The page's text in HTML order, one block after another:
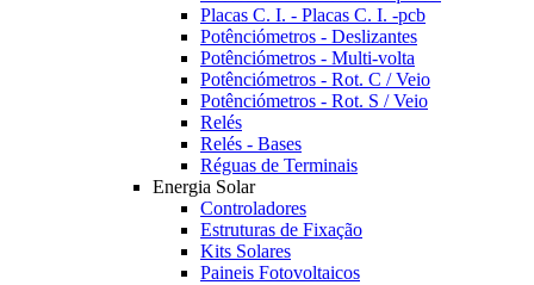
Placas C. I. - Placas C. I. -pcb
Potênciómetros - Deslizantes
Potênciómetros - Multi-volta
Potênciómetros - Rot. C / Veio
Potênciómetros - Rot. S / Veio
Relés
Relés - Bases
Réguas de Terminais
Energia Solar
Controladores
Estruturas de Fixação
Kits Solares
Paineis Fotovoltaicos